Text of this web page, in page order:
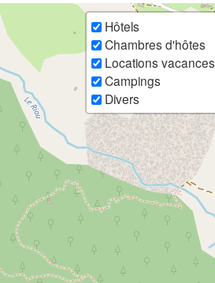
Hôtels
Chambres d'hôtes
Locations vacances
Campings
Divers